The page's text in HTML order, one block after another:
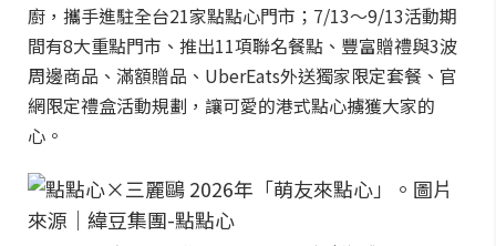
廚，攜手進駐全台21家點點心門市；7/13～9/13活動期
間有8大重點門市、推出11項聯名餐點、豐富贈禮與3波
周邊商品、滿額贈品、UberEats外送獨家限定套餐、官
網限定禮盒活動規劃，讓可愛的港式點心擄獲大家的
心。